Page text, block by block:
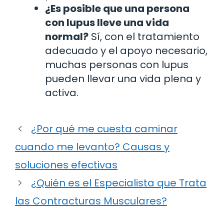
¿Es posible que una persona
con lupus lleve una vida
normal? Sí, con el tratamiento
adecuado y el apoyo necesario,
muchas personas con lupus
pueden llevar una vida plena y
activa.
¿Por qué me cuesta caminar
cuando me levanto? Causas y
soluciones efectivas
¿Quién es el Especialista que Trata
las Contracturas Musculares?